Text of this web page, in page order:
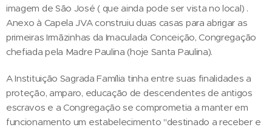
imagem de São José ( que ainda pode ser vista no local) .
Anexo à Capela JVA construiu duas casas para abrigar as
primeiras Irmãzinhas da Imaculada Conceição, Congregação
chefiada pela Madre Paulina (hoje Santa Paulina).
A Instituição Sagrada Família tinha entre suas finalidades a
proteção, amparo, educação de descendentes de antigos
escravos e a Congregação se comprometia a manter em
funcionamento um estabelecimento "destinado a receber e